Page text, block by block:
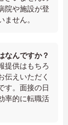
院や施設が登
せん。
なんですか？
提供はもちろ
伝えいただく
す。面接の日
率的に転職活